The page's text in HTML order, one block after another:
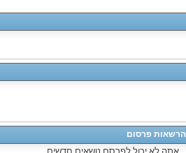
הרשאות פרסום